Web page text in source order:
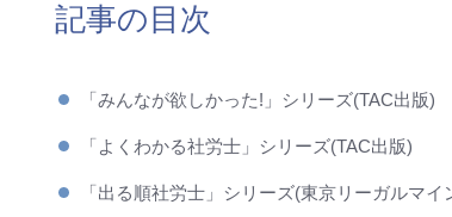
記事の目次
「みんなが欲しかった!」シリーズ(TAC出版)
「よくわかる社労士」シリーズ(TAC出版)
「出る順社労士」シリーズ(東京リーガルマイ